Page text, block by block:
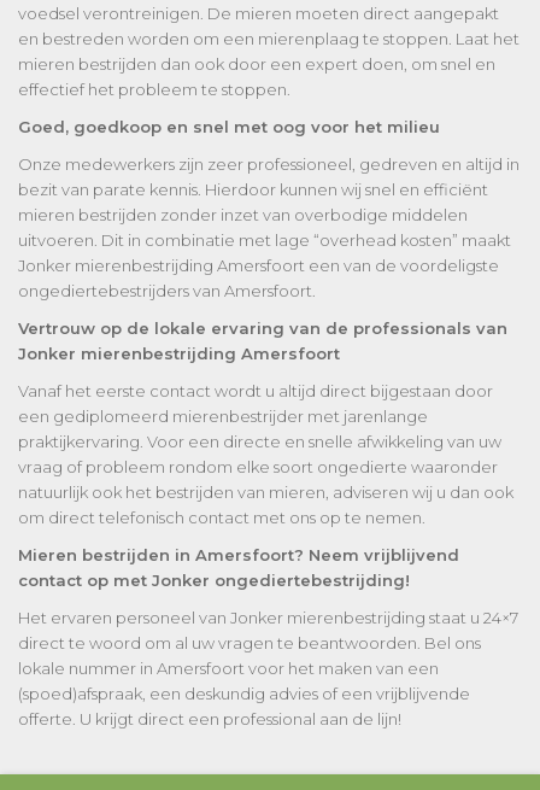
voedsel verontreinigen. De mieren moeten direct aangepakt
en bestreden worden om een mierenplaag te stoppen. Laat het
mieren bestrijden dan ook door een expert doen, om snel en
effectief het probleem te stoppen.
Goed, goedkoop en snel met oog voor het milieu
Onze medewerkers zijn zeer professioneel, gedreven en altijd in
bezit van parate kennis. Hierdoor kunnen wij snel en efficiënt
mieren bestrijden zonder inzet van overbodige middelen
uitvoeren. Dit in combinatie met lage “overhead kosten” maakt
Jonker mierenbestrijding Amersfoort een van de voordeligste
ongediertebestrijders van Amersfoort.
Vertrouw op de lokale ervaring van de professionals van
Jonker mierenbestrijding Amersfoort
Vanaf het eerste contact wordt u altijd direct bijgestaan door
een gediplomeerd mierenbestrijder met jarenlange
praktijkervaring. Voor een directe en snelle afwikkeling van uw
vraag of probleem rondom elke soort ongedierte waaronder
natuurlijk ook het bestrijden van mieren, adviseren wij u dan ook
om direct telefonisch contact met ons op te nemen.
Mieren bestrijden in Amersfoort? Neem vrijblijvend
contact op met Jonker ongediertebestrijding!
Het ervaren personeel van Jonker mierenbestrijding staat u 24×7
direct te woord om al uw vragen te beantwoorden. Bel ons
lokale nummer in Amersfoort voor het maken van een
(spoed)afspraak, een deskundig advies of een vrijblijvende
offerte. U krijgt direct een professional aan de lijn!